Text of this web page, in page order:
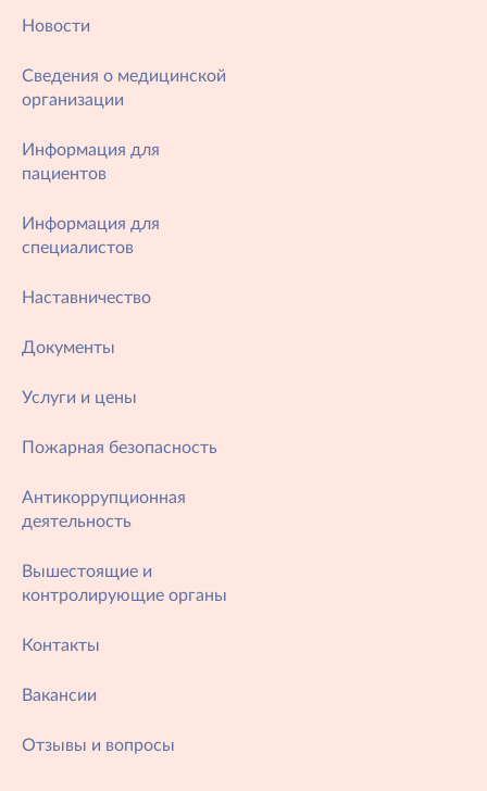
Новости
Сведения о медицинской
организации
Информация для
пациентов
Информация для
специалистов
Наставничество
Документы
Услуги и цены
Пожарная безопасность
Антикоррупционная
деятельность
Вышестоящие и
контролирующие органы
Контакты
Вакансии
Отзывы и вопросы